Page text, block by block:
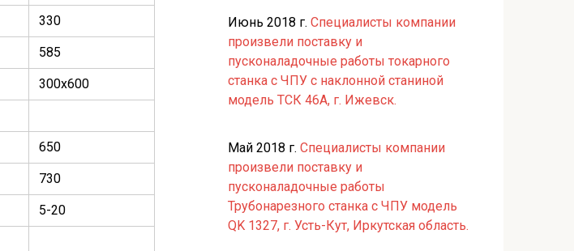
330
585
300х600
650
730
5-20
Июнь 2018 г. Специалисты компании
произвели поставку и
пусконаладочные работы токарного
станка с ЧПУ с наклонной станиной
модель ТСК 46А, г. Ижевск.
Май 2018 г. Специалисты компании
произвели поставку и
пусконаладочные работы
Трубонарезного станка с ЧПУ модель
QK 1327, г. Усть-Кут, Иркутская область.